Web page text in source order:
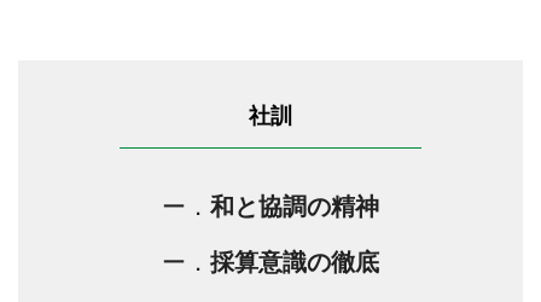
社訓
ー． 和と協調の精神
ー． 採算意識の徹底